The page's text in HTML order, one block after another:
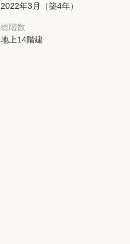
2022年3月（築4年）
総階数
地上14階建